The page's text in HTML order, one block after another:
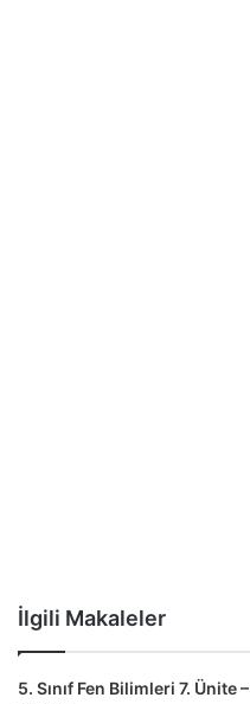
İlgili Makaleler
5. Sınıf Fen Bilimleri 7. Ünite –